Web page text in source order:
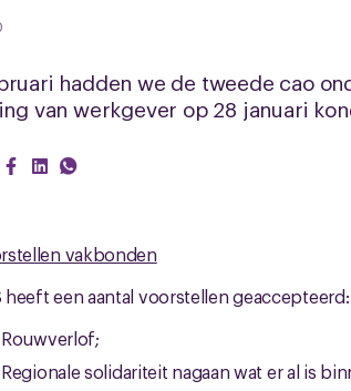
hadden we de tweede cao
van werkgever op 28 januari
vakbonden
heeft een aantal voorstellen geaccepteerd:
Rouwverlof;
Regionale solidariteit nagaan wat er al is